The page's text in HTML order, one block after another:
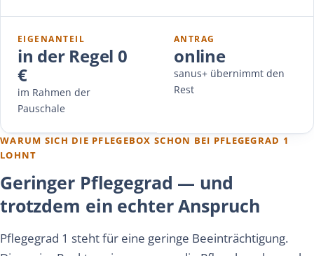
EIGENANTEIL
in der Regel 0
€
im Rahmen der
Pauschale
ANTRAG
online
sanus+ übernimmt den
Rest
WARUM SICH DIE PFLEGEBOX SCHON BEI PFLEGEGRAD 1
LOHNT
Geringer Pflegegrad — und
trotzdem ein echter Anspruch
Pflegegrad 1 steht für eine geringe Beeinträchtigung.